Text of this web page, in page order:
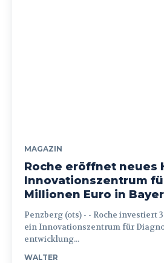
MAGAZIN
Roche eröffnet neues
Innovationszentrum
Millionen Euro in
Penzberg (ots) - - Roche investiert 300 Millionen Euro in
ein Innovationszentrum für
entwicklung...
WALTER